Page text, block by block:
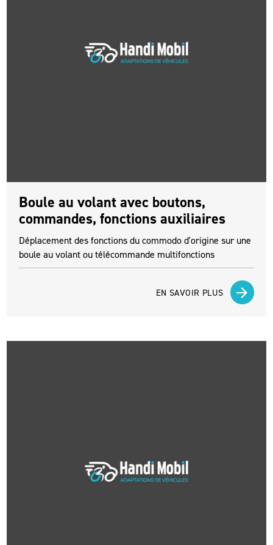
Boule au volant avec boutons,
commandes, fonctions auxiliaires
Déplacement des fonctions du commodo d'origine sur une
boule au volant ou télécommande multifonctions
EN SAVOIR PLUS